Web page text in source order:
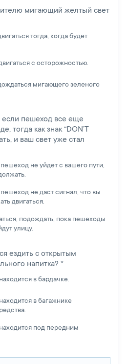
мигающий желтый свет
тогда, когда будет
с осторожностью.
мигающего зеленого
если пешеход все еще
тогда как знак “DON’T
и ваш свет уже стал
не уйдет с вашего пути,
не даст сигнал, что вы
двигаться.
подождать, пока пешеходы
улицу.
ездить с открытым
напитка? *
в бардачке.
в багажнике
под передним